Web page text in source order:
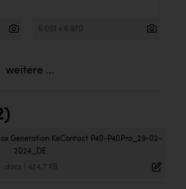
6 051 x 6 970
weitere ...
Generation KeContact P40-P40Pro_29-02-
2024_DE
.docx| 424,7 KB